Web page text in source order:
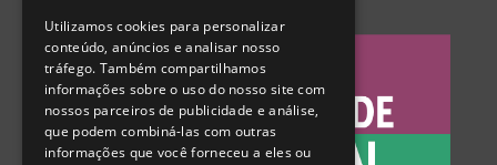
ENGLISH
SPANISH
Utilizamos cookies para personalizar
conteúdo, anúncios e analisar nosso
tráfego. Também compartilhamos
informações sobre o uso do nosso site com
nossos parceiros de publicidade e análise,
que podem combiná-las com outras
informações que você forneceu a eles ou